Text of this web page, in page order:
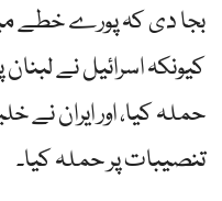
بجا دی کہ پورے خطے
کیونکہ اسرائیل نے
حملہ کیا، اور ایران نے
تنصیبات پر حملہ کیا۔